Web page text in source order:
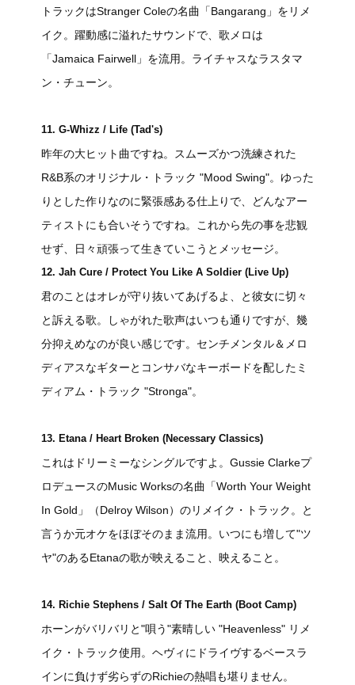
トラックはStranger Coleの名曲「Bangarang」をリメ
イク。躍動感に溢れたサウンドで、歌メロは
「Jamaica Fairwell」を流用。ライチャスなラスタマ
ン・チューン。
11. G-Whizz / Life (Tad's)
昨年の大ヒット曲ですね。スムーズかつ洗練された
R&B系のオリジナル・トラック "Mood Swing"。ゆった
りとした作りなのに緊張感ある仕上りで、どんなアー
ティストにも合いそうですね。これから先の事を悲観
せず、日々頑張って生きていこうとメッセージ。
12. Jah Cure / Protect You Like A Soldier (Live Up)
君のことはオレが守り抜いてあげるよ、と彼女に切々
と訴える歌。しゃがれた歌声はいつも通りですが、幾
分抑えめなのが良い感じです。センチメンタル＆メロ
ディアスなギターとコンサバなキーボードを配したミ
ディアム・トラック "Stronga"。
13. Etana / Heart Broken (Necessary Classics)
これはドリーミーなシングルですよ。Gussie Clarkeプ
ロデュースのMusic Worksの名曲「Worth Your Weight
In Gold」（Delroy Wilson）のリメイク・トラック。と
言うか元オケをほぼそのまま流用。いつにも増して"ツ
ヤ"のあるEtanaの歌が映えること、映えること。
14. Richie Stephens / Salt Of The Earth (Boot Camp)
ホーンがバリバリと"唄う"素晴しい "Heavenless" リメ
イク・トラック使用。ヘヴィにドライヴするベースラ
インに負けず劣らずのRichieの熱唱も堪りません。